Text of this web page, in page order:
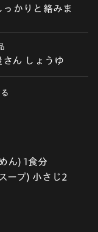
かりと絡みま
ん しょうゆ
ん) 1食分
ープ) 小さじ2